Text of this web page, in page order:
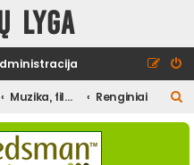
lyga
Muzika, filmai ir kita media, pramogos Renginiai
e